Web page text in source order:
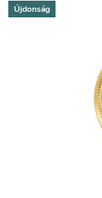
Újdonság